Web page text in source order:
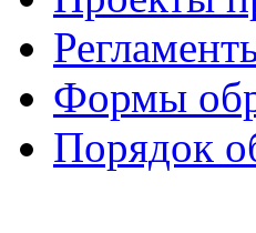
Формы
Порядок